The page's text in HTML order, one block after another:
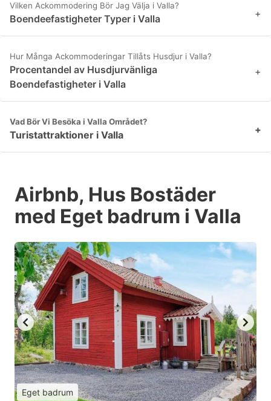
Vilken Ackommodering Bör Jag Välja i Valla?
Boendeefastigheter Typer i Valla +
Hur Många Ackommoderingar Tillåts Husdjur i Valla?
Procentandel av Husdjurvänliga
Boendefastigheter i Valla
+
Vad Bör Vi Besöka i Valla Området?
Turistattraktioner i Valla +
Airbnb, Hus Bostäder
med Eget badrum i Valla
Eget badrum